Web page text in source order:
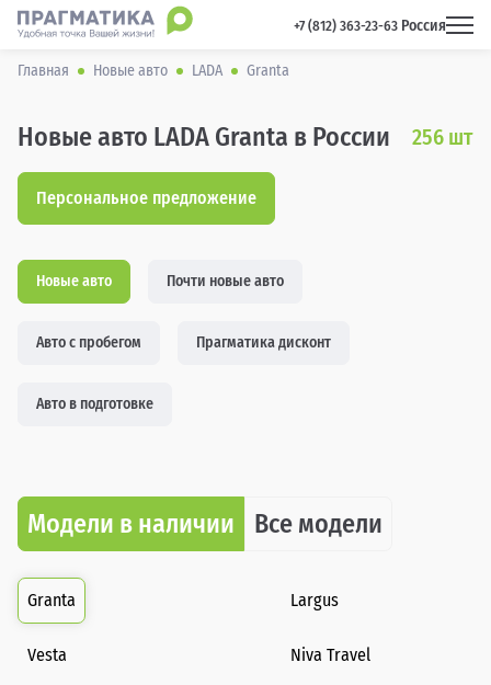
+7 (812) 363-23-63 Россия
Главная Новые авто LADA Granta
Новые авто LADA Granta в России 256 шт
Персональное предложение
Новые авто Почти новые авто
Авто с пробегом Прагматика дисконт
Авто в подготовке
Модели в наличии Все модели
Granta Largus
Vesta Niva Travel